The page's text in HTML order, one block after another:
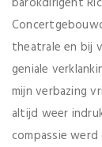
theatrale en bij
geniale
mijn verbazing
altijd weer
compassie